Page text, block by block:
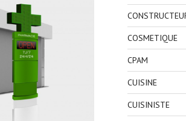
COSMETIQUE
CPAM
CUISINE
CUISINISTE